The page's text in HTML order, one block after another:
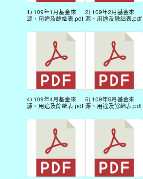
1) 109年1月基金來
源、用途及餘絀表.pdf
2) 109年2月基金來
源、用途及餘絀表.pdf
4) 109年4月基金來
源、用途及餘絀表.pdf
5) 109年5月基金來
源、用途及餘絀表.pdf